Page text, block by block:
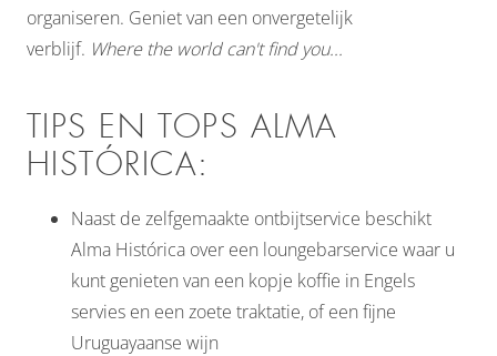
organiseren. Geniet van een onvergetelijk
verblijf. Where the world can't find you...
TIPS EN TOPS ALMA
HISTÓRICA:
Naast de zelfgemaakte ontbijtservice beschikt
Alma Histórica over een loungebarservice waar u
kunt genieten van een kopje koffie in Engels
servies en een zoete traktatie, of een fijne
Uruguayaanse wijn